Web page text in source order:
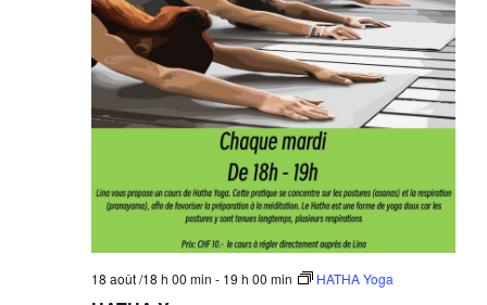
18 août /18 h 00 min - 19 h 00 min HATHA Yoga